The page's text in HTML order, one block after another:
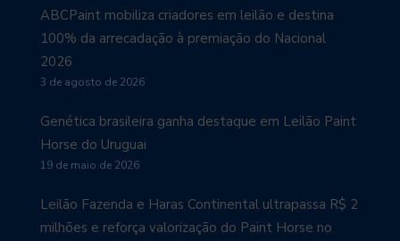
ABCPaint mobiliza criadores em leilão e destina
100% da arrecadação à premiação do Nacional
2026
3 de agosto de 2026
Genética brasileira ganha destaque em Leilão Paint
Horse do Uruguai
19 de maio de 2026
Leilão Fazenda e Haras Continental ultrapassa R$ 2
milhões e reforça valorização do Paint Horse no